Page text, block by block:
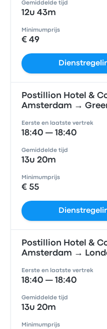
Gemiddelde tijd
12u 43m
Minimumprijs
€ 49
Postillion Hotel &
Amsterdam →
Eerste en laatste vertrek
18:40 — 18:40
Gemiddelde tijd
13u 20m
Minimumprijs
€ 55
Postillion Hotel &
Amsterdam →
Eerste en laatste vertrek
18:40 — 18:40
Gemiddelde tijd
13u 20m
Minimumprijs